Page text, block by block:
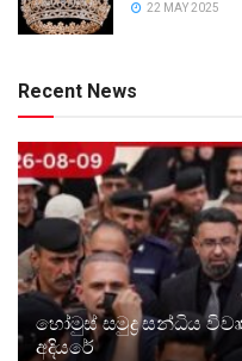
22 MAY 2025
Recent News
හෝමුස් සමුද්‍ර සන්ධිය
අදියරේ